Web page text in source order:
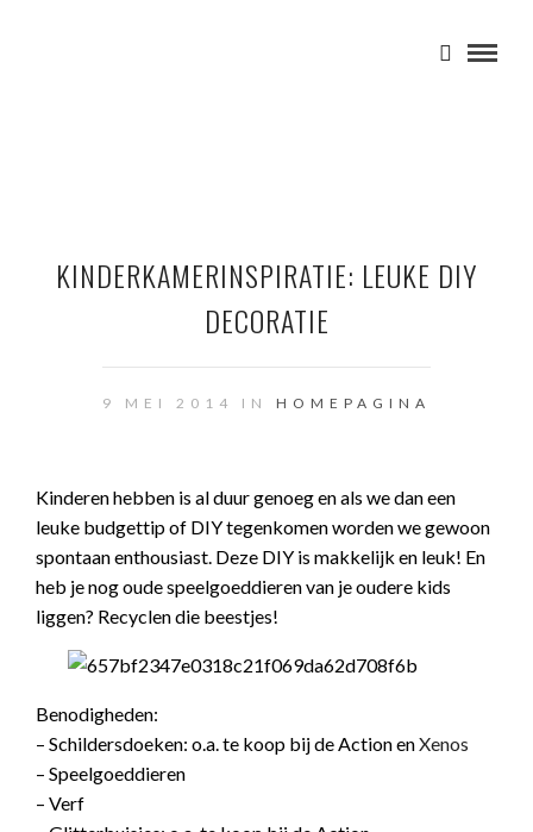
KINDERKAMERINSPIRATIE: LEUKE DIY
DECORATIE
9 MEI 2014 IN HOMEPAGINA
Kinderen hebben is al duur genoeg en als we dan een
leuke budgettip of DIY tegenkomen worden we gewoon
spontaan enthousiast. Deze DIY is makkelijk en leuk! En
heb je nog oude speelgoeddieren van je oudere kids
liggen? Recyclen die beestjes!
Benodigheden:
– Schildersdoeken: o.a. te koop bij de Action enXenos
– Speelgoeddieren
– Verf